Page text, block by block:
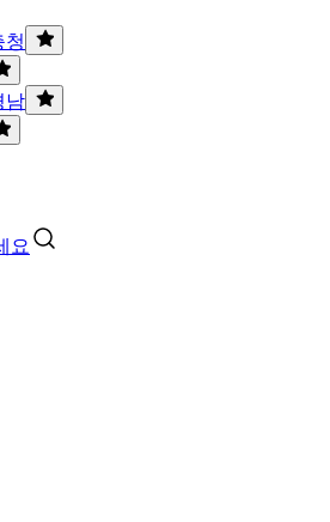
청
남
요